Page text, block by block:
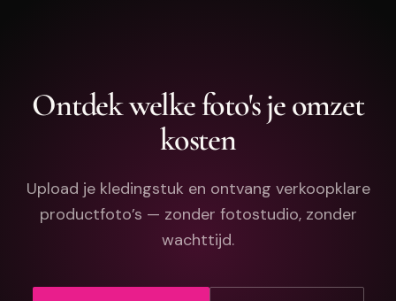
Ontdek welke foto's je omzet
kosten
Upload je kledingstuk en ontvang verkoopklare
productfoto’s — zonder fotostudio, zonder
wachttijd.